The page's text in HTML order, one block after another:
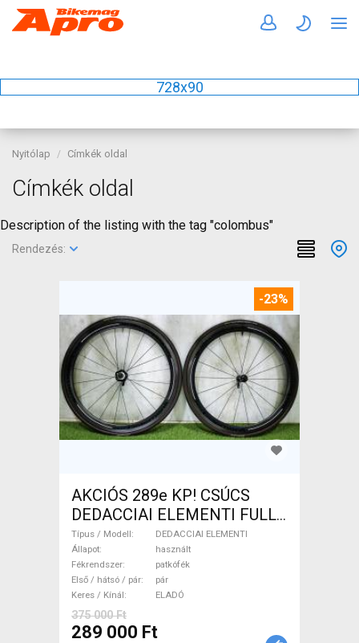
728x90
Nyitólap Címkék oldal
Címkék oldal
Description of the listing with the tag "colombus"
Rendezés:
-23%
AKCIÓS 289e KP! CSÚCS
DEDACCIAI ELEMENTI FULL
CARBON 45 TUBULAR
DEDACCIAI ELEMENTI
Országúti / Gravel / Triatlon
Alkatrész, Országúti Kerék /
Felni / Gumi használt ELADÓ
Típus / Modell
DEDACCIAI ELEMENTI
Állapot
használt
Fékrendszer
patkófék
Első / hátsó / pár
pár
Keres / Kínál
ELADÓ
375 000 Ft
289 000 Ft